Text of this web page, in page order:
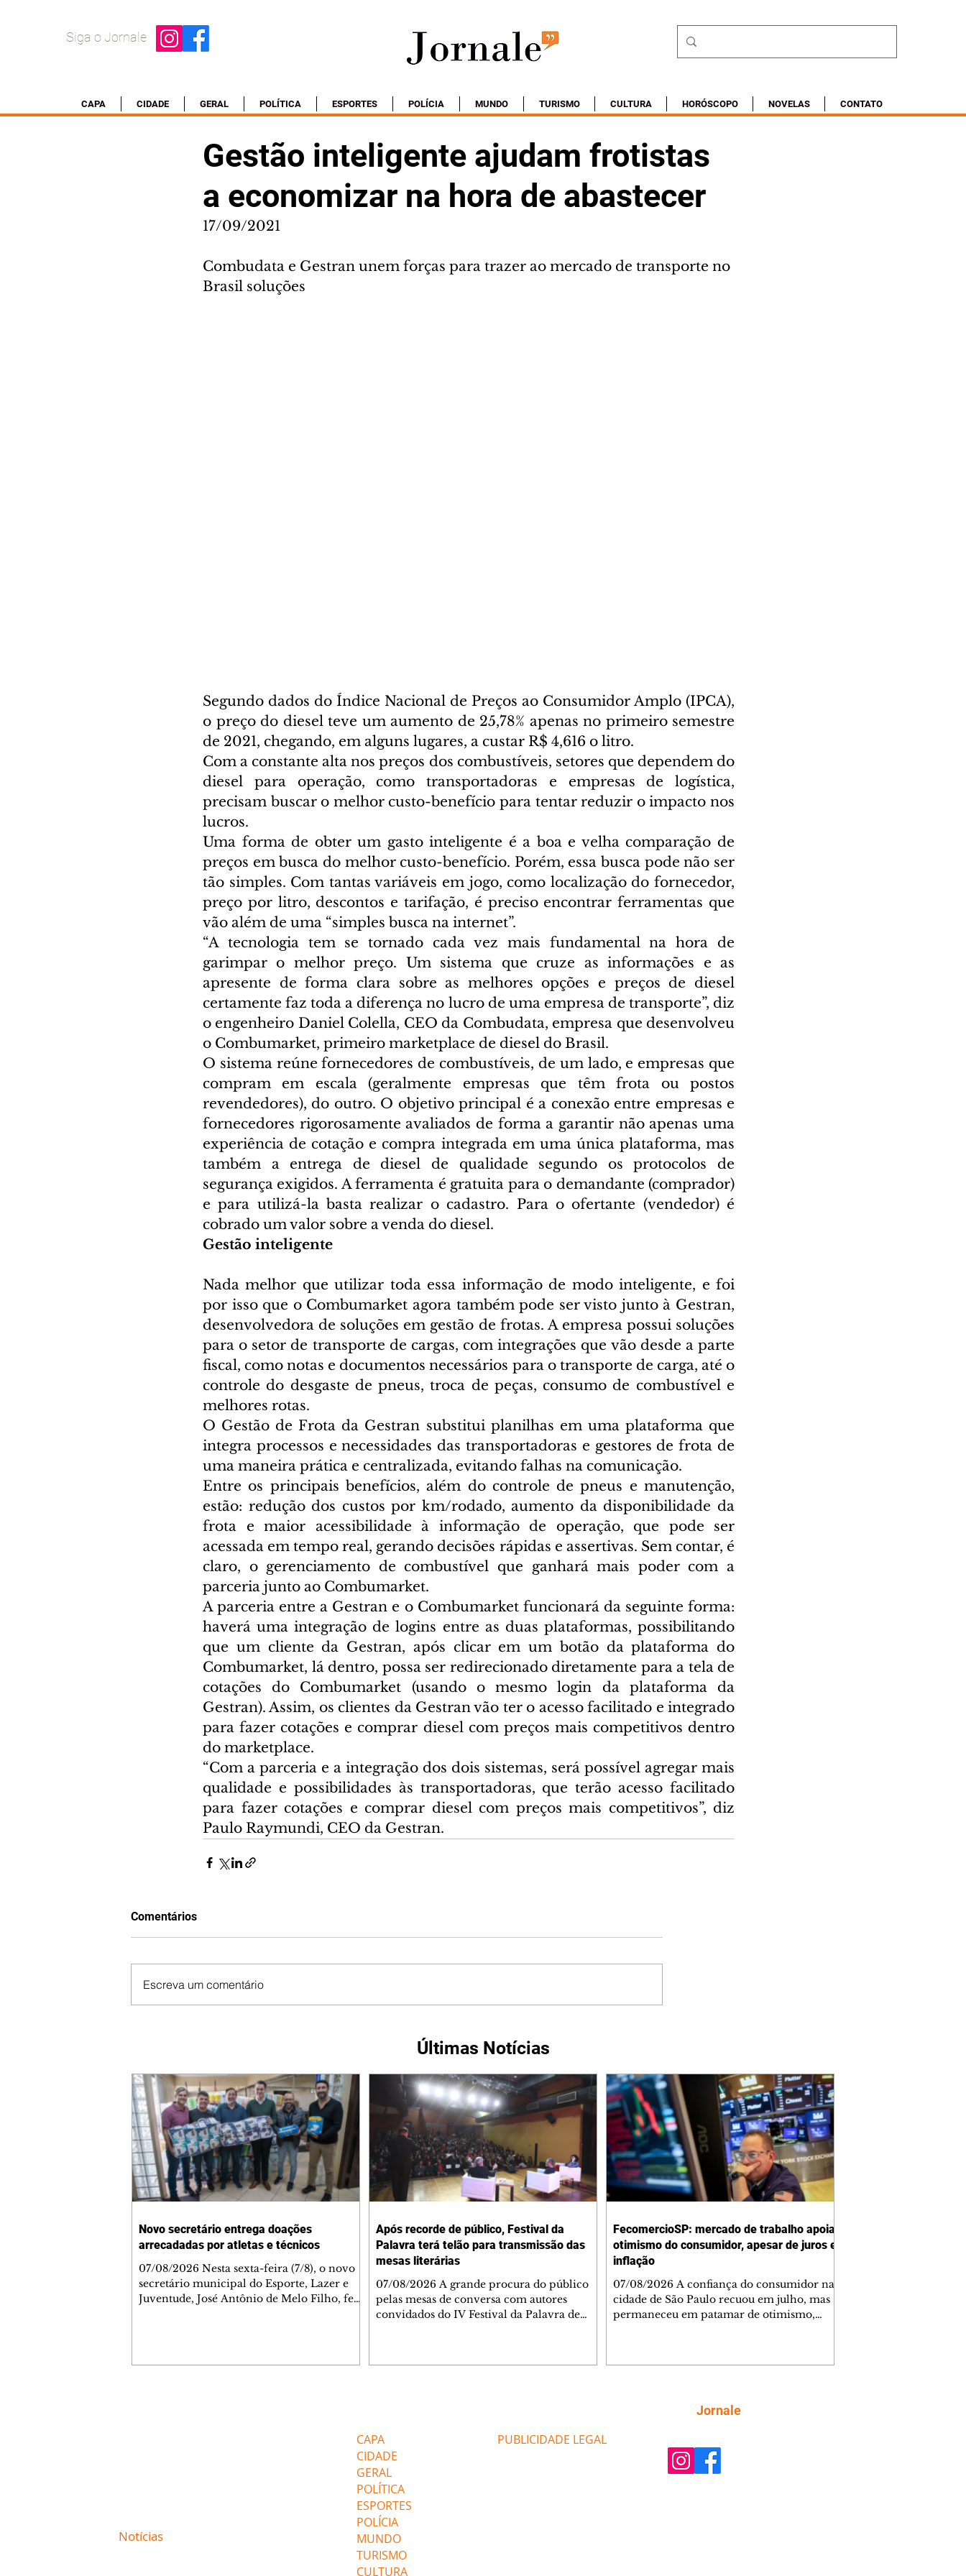
Siga o Jornale
CAPA CIDADE GERAL POLÍTICA ESPORTES POLÍCIA MUNDO TURISMO CULTURA HORÓSCOPO NOVELAS CONTATO
Gestão inteligente ajudam frotistas
a economizar na hora de abastecer
17/09/2021
Combudata e Gestran unem forças para trazer ao mercado de transporte no
Brasil soluções
Segundo dados do Índice Nacional de Preços ao Consumidor Amplo (IPCA),
o preço do diesel teve um aumento de 25,78% apenas no primeiro semestre
de 2021, chegando, em alguns lugares, a custar R$ 4,616 o litro.
Com a constante alta nos preços dos combustíveis, setores que dependem do
diesel para operação, como transportadoras e empresas de logística,
precisam buscar o melhor custo-benefício para tentar reduzir o impacto nos
lucros.
Uma forma de obter um gasto inteligente é a boa e velha comparação de
preços em busca do melhor custo-benefício. Porém, essa busca pode não ser
tão simples. Com tantas variáveis em jogo, como localização do fornecedor,
preço por litro, descontos e tarifação, é preciso encontrar ferramentas que
vão além de uma “simples busca na internet”.
“A tecnologia tem se tornado cada vez mais fundamental na hora de
garimpar o melhor preço. Um sistema que cruze as informações e as
apresente de forma clara sobre as melhores opções e preços de diesel
certamente faz toda a diferença no lucro de uma empresa de transporte”, diz
o engenheiro Daniel Colella, CEO da Combudata, empresa que desenvolveu
o Combumarket, primeiro marketplace de diesel do Brasil.
O sistema reúne fornecedores de combustíveis, de um lado, e empresas que
compram em escala (geralmente empresas que têm frota ou postos
revendedores), do outro. O objetivo principal é a conexão entre empresas e
fornecedores rigorosamente avaliados de forma a garantir não apenas uma
experiência de cotação e compra integrada em uma única plataforma, mas
também a entrega de diesel de qualidade segundo os protocolos de
segurança exigidos. A ferramenta é gratuita para o demandante (comprador)
e para utilizá-la basta realizar o cadastro. Para o ofertante (vendedor) é
cobrado um valor sobre a venda do diesel.
Gestão inteligente
Nada melhor que utilizar toda essa informação de modo inteligente, e foi
por isso que o Combumarket agora também pode ser visto junto à Gestran,
desenvolvedora de soluções em gestão de frotas. A empresa possui soluções
para o setor de transporte de cargas, com integrações que vão desde a parte
fiscal, como notas e documentos necessários para o transporte de carga, até o
controle do desgaste de pneus, troca de peças, consumo de combustível e
melhores rotas.
O Gestão de Frota da Gestran substitui planilhas em uma plataforma que
integra processos e necessidades das transportadoras e gestores de frota de
uma maneira prática e centralizada, evitando falhas na comunicação.
Entre os principais benefícios, além do controle de pneus e manutenção,
estão: redução dos custos por km/rodado, aumento da disponibilidade da
frota e maior acessibilidade à informação de operação, que pode ser
acessada em tempo real, gerando decisões rápidas e assertivas. Sem contar, é
claro, o gerenciamento de combustível que ganhará mais poder com a
parceria junto ao Combumarket.
A parceria entre a Gestran e o Combumarket funcionará da seguinte forma:
haverá uma integração de logins entre as duas plataformas, possibilitando
que um cliente da Gestran, após clicar em um botão da plataforma do
Combumarket, lá dentro, possa ser redirecionado diretamente para a tela de
cotações do Combumarket (usando o mesmo login da plataforma da
Gestran). Assim, os clientes da Gestran vão ter o acesso facilitado e integrado
para fazer cotações e comprar diesel com preços mais competitivos dentro
do marketplace.
“Com a parceria e a integração dos dois sistemas, será possível agregar mais
qualidade e possibilidades às transportadoras, que terão acesso facilitado
para fazer cotações e comprar diesel com preços mais competitivos”, diz
Paulo Raymundi, CEO da Gestran.
Comentários
Escreva um comentário
Últimas Notícias
Novo secretário entrega doações
arrecadadas por atletas e técnicos
07/08/2026 Nesta sexta-feira (7/8), o novo
secretário municipal do Esporte, Lazer e
Juventude, José Antônio de Melo Filho, fez
Após recorde de público, Festival da
Palavra terá telão para transmissão das
mesas literárias
07/08/2026 A grande procura do público
pelas mesas de conversa com autores
convidados do IV Festival da Palavra de
a programação. A medida foi adotada
depois que o Teatro do Memorial, com
capacidade pa
FecomercioSP: mercado de trabalho apoia
otimismo do consumidor, apesar de juros e
inflação
07/08/2026 A confiança do consumidor na
cidade de São Paulo recuou em julho, mas
permaneceu em patamar de otimismo,
mais criteriosa nas decisões de compra,
(FecomercioSP). O Índice de Confiança do
Notícias
CAPA
CIDADE
GERAL
POLÍTICA
ESPORTES
POLÍCIA
MUNDO
TURISMO
CULTURA
PUBLICIDADE LEGAL
Jornale